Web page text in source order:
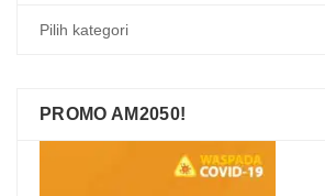
PROMO AM2050!